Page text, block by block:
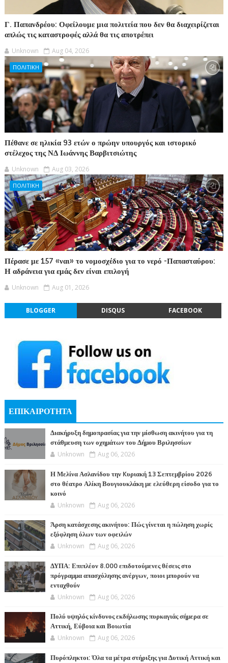
Γ. Παπανδρέου: Οφείλουμε μια πολιτεία που δεν θα διαχειρίζεται
απλώς τις καταστροφές αλλά θα τις αποτρέπει
Unknown Aug 04, 2026
ΠΟΛΙΤΙΚΗ
Πέθανε σε ηλικία 93 ετών ο πρώην υπουργός και ιστορικό
στέλεχος της ΝΔ Ιωάννης Βαρβιτσιώτης
Unknown Aug 03, 2026
ΠΟΛΙΤΙΚΗ
Πέρασε με 157 «ναι» το νομοσχέδιο για το νερό -Παπασταύρου:
Η αδράνεια για εμάς δεν είναι επιλογή
Unknown Aug 01, 2026
BLOGGER DISQUS FACEBOOK
ΕΠΙΚΑΙΡΟΤΗΤΑ
Διακήρυξη δημοπρασίας για την μίσθωση ακινήτου για τη
στάθμευση των οχημάτων του Δήμου Βριλησσίων
Unknown Aug 06, 2026
Η Μελίνα Ασλανίδου την Kυριακή 13 Σεπτεμβρίου 2026
στο θέατρο Αλίκη Βουγιουκλάκη με ελεύθερη είσοδο για το
κοινό
Unknown Aug 06, 2026
Άρση κατάσχεσης ακινήτου: Πώς γίνεται η πώληση χωρίς
εξόφληση όλων των οφειλών
Unknown Aug 06, 2026
ΔΥΠΑ: Επιπλέον 8.000 επιδοτούμενες θέσεις στο
πρόγραμμα απασχόλησης ανέργων, ποιοι μπορούν να
ενταχθούν
Unknown Aug 06, 2026
Πολύ υψηλός κίνδυνος εκδήλωσης πυρκαγιάς σήμερα σε
Αττική, Εύβοια και Βοιωτία
Unknown Aug 06, 2026
Πυρόπληκτοι: Όλα τα μέτρα στήριξης για Δυτική Αττική και